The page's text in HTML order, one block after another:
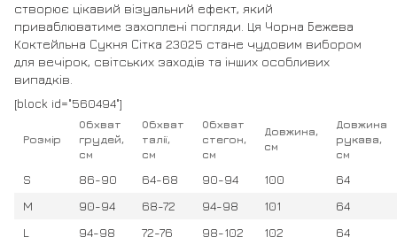
створює цікавий візуальний ефект, який
приваблюватиме захоплені погляди. Ця Чорна Бежева
Коктейльна Сукня Сітка 23025 стане чудовим вибором
для вечірок, світських заходів та інших особливих
випадків.
[block id="560494"]
Розмір
Обхват
грудей,
см
Обхват
талії,
см
Обхват
стегон,
см
Довжина,
см
Довжина
рукава,
см
S 86-90 64-68 90-94 100
64
M
90-94 68-72 94-98 101
64
L
94-98 72-76 98-102 102 64